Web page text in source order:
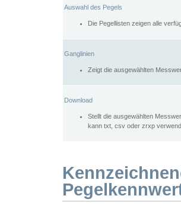
Auswahl des Pegels
Die Pegellisten zeigen alle
Ganglinien
Zeigt die ausgewählten
Download
Stellt die ausgewählten
kann txt, csv oder zrxp